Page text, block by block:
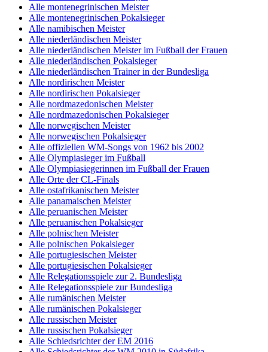
Alle montenegrinischen Meister
Alle montenegrinischen Pokalsieger
Alle namibischen Meister
Alle niederländischen Meister
Alle niederländischen Meister im Fußball der Frauen
Alle niederländischen Pokalsieger
Alle niederländischen Trainer in der Bundesliga
Alle nordirischen Meister
Alle nordirischen Pokalsieger
Alle nordmazedonischen Meister
Alle nordmazedonischen Pokalsieger
Alle norwegischen Meister
Alle norwegischen Pokalsieger
Alle offiziellen WM-Songs von 1962 bis 2002
Alle Olympiasieger im Fußball
Alle Olympiasiegerinnen im Fußball der Frauen
Alle Orte der CL-Finals
Alle ostafrikanischen Meister
Alle panamaischen Meister
Alle peruanischen Meister
Alle peruanischen Pokalsieger
Alle polnischen Meister
Alle polnischen Pokalsieger
Alle portugiesischen Meister
Alle portugiesischen Pokalsieger
Alle Relegationsspiele zur 2. Bundesliga
Alle Relegationsspiele zur Bundesliga
Alle rumänischen Meister
Alle rumänischen Pokalsieger
Alle russischen Meister
Alle russischen Pokalsieger
Alle Schiedsrichter der EM 2016